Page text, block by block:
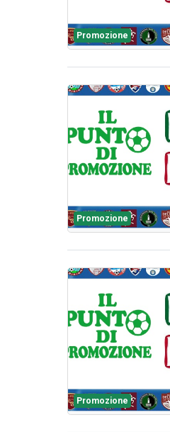
Promozione
Promozione
Promozione